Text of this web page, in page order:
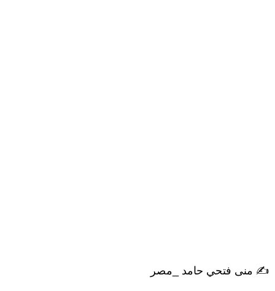
✍️ منى فتحي حامد _مصر